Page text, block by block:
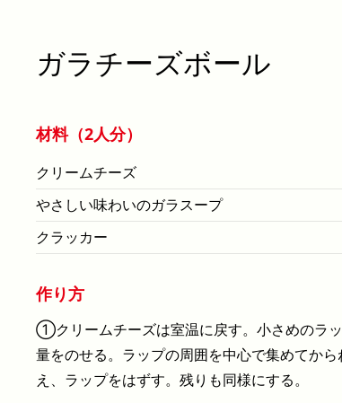
ガラチーズボール
材料（2人分）
クリームチーズ
やさしい味わいのガラスープ
クラッカー
作り方
①クリームチーズは室温に戻す。小さめのラ
量をのせる。ラップの周囲を中心で集めてか
え、ラップをはずす。残りも同様にする。